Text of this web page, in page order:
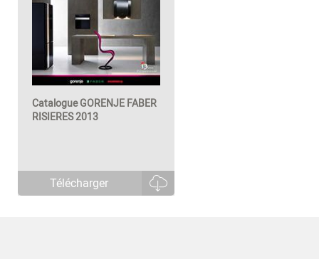
Catalogue GORENJE FABER
RISIERES 2013
Télécharger